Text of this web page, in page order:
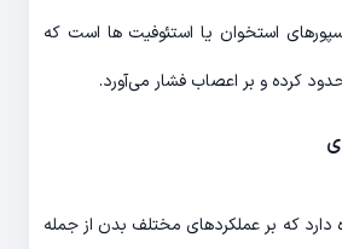
استخوان یا استئوفیت ها است که
کرده و بر اعصاب فشار می‌آورد.
دارد که بر عملکردهای مختلف بدن از جمله